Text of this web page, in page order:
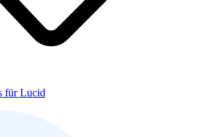
für Lucid